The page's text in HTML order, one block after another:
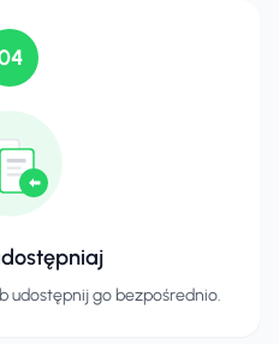
udostępnij go bezpośrednio.